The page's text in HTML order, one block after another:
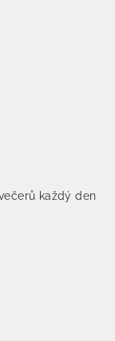
každý den